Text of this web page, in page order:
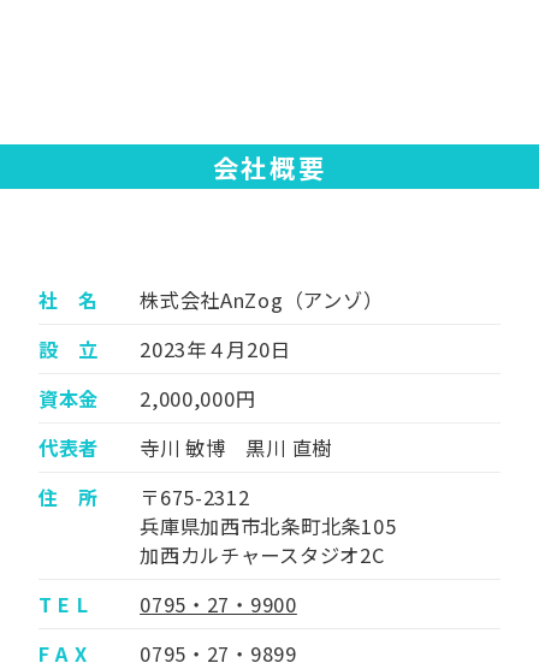
会社概要
社 名
株式会社AnZog（アンゾ）
設 立
2023年４月20日
資本金
2,000,000円
代表者
寺川 敏博 黒川 直樹
住 所
〒675-2312
兵庫県加西市北条町北条105
加西カルチャースタジオ2C
T E L
0795・27・9900
F A X
0795・27・9899